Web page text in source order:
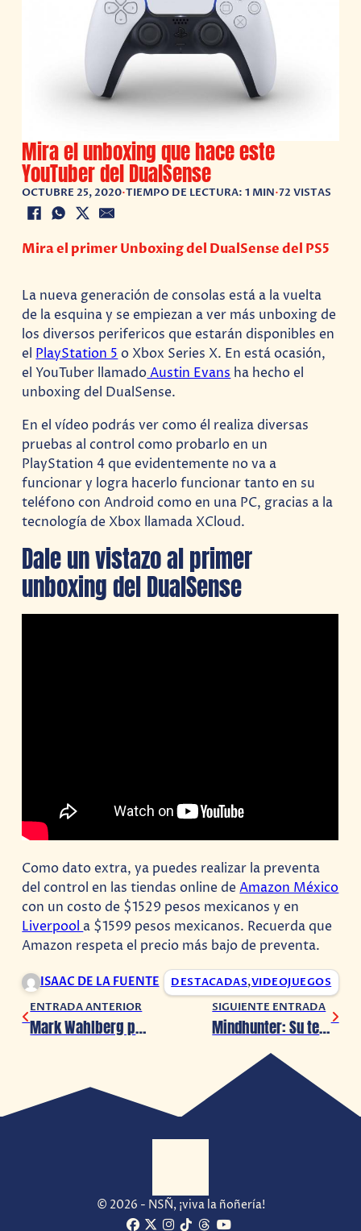
Mira el unboxing que hace este
YouTuber del DualSense
OCTUBRE 25, 2020•TIEMPO DE LECTURA: 1 MIN•72 VISTAS
Mira el primer Unboxing del DualSense del PS5
La nueva generación de consolas está a la vuelta
de la esquina y se empiezan a ver más unboxing de
los diversos perifericos que estarán disponibles en
elPlayStation 5o Xbox Series X. En está ocasión,
el YouTuber llamadoAustin Evansha hecho el
unboxing del DualSense.
En el vídeo podrás ver como él realiza diversas
pruebas al control como probarlo en un
PlayStation 4 que evidentemente no va a
funcionar y logra hacerlo funcionar tanto en su
teléfono con Android como en una PC, gracias a la
tecnología de Xbox llamada XCloud.
Dale un vistazo al primer
unboxing del DualSense
Como dato extra, ya puedes realizar la preventa
del control en las tiendas online deAmazon México
con un costo de $1529 pesos mexicanos y en
Liverpoola $1599 pesos mexicanos. Recuerda que
Amazon respeta el precio más bajo de preventa.
ISAAC DE LA FUENTE DESTACADAS,VIDEOJUEGOS
ENTRADA ANTERIOR
Mark Wahlberg publica su aspecto como Sully para la película de Uncharted
SIGUIENTE ENTRADA
Mindhunter: Su tercera temporada podría llegar hasta 2025 (o nunca)
© 2026 - NSÑ, ¡viva la ñoñería!